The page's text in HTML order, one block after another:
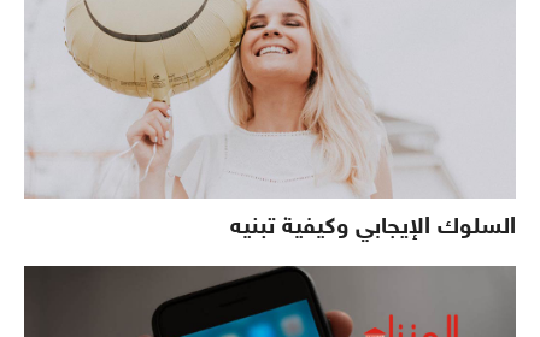
السلوك الإيجابي وكيفية تبنيه